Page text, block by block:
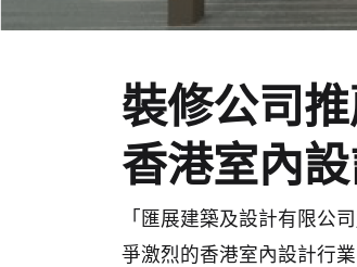
裝修公司
香港室內
「匯展建築及設計有限公
爭激烈的香港室內設計行